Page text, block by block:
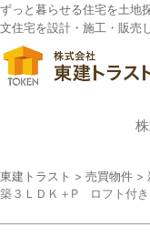
ずっと暮らせる住宅を土地
文住宅を設計・施工・販売
東建トラスト > 売買物件 >
築３ＬＤＫ＋P ロフト付き